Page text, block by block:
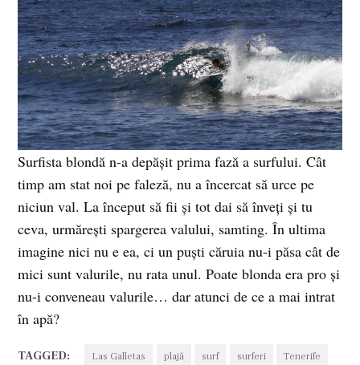
Surfista blondă n-a depăşit prima fază a surfului. Cât
timp am stat noi pe faleză, nu a încercat să urce pe
niciun val. La început să fii şi tot dai să înveţi şi tu
ceva, urmăreşti spargerea valului, samting. În ultima
imagine nici nu e ea, ci un puşti căruia nu-i păsa cât de
mici sunt valurile, nu rata unul. Poate blonda era pro şi
nu-i conveneau valurile… dar atunci de ce a mai intrat
în apă?
TAGGED: Las Galletas plajă surf surferi Tenerife